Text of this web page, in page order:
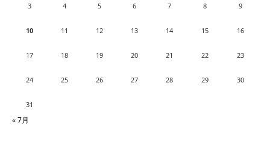
3 4 5 6 7 8 9
10 11 12 13 14 15 16
17 18 19 20 21 22 23
24 25 26 27 28 29 30
31
« 7月